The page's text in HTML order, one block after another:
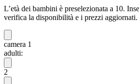
L’età dei bambini è preselezionata a 10.
verifica la disponibilità e i prezzi aggiornati.
camera 1
adulti:
2